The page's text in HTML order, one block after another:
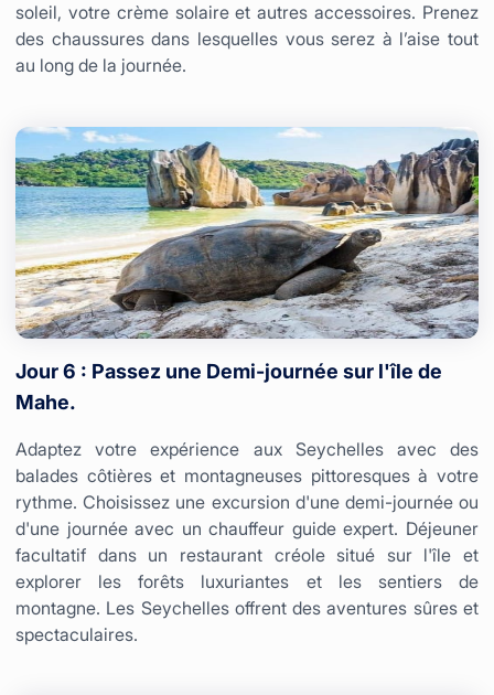
soleil, votre crème solaire et autres accessoires. Prenez
des chaussures dans lesquelles vous serez à l’aise tout
au long de la journée.
Jour 6 : Passez une Demi-journée sur l'île de
Mahe.
Adaptez votre expérience aux Seychelles avec des
balades côtières et montagneuses pittoresques à votre
rythme. Choisissez une excursion d'une demi-journée ou
d'une journée avec un chauffeur guide expert. Déjeuner
facultatif dans un restaurant créole situé sur l'île et
explorer les forêts luxuriantes et les sentiers de
montagne. Les Seychelles offrent des aventures sûres et
spectaculaires.